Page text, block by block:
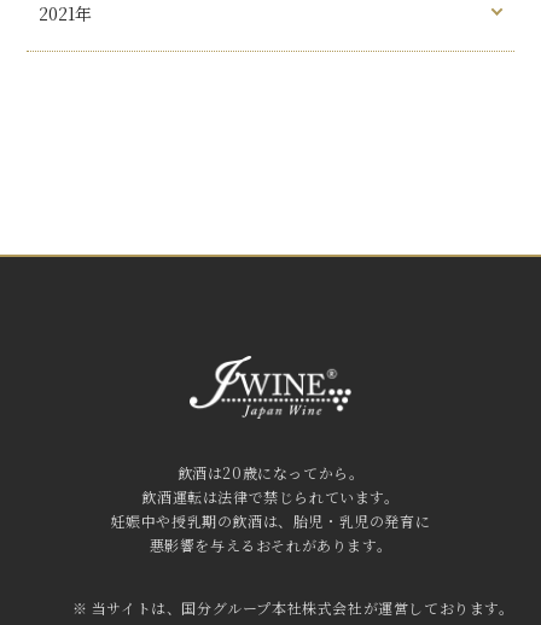
2021年
飲酒は20歳になってから。
飲酒運転は法律で禁じられています。
妊娠中や授乳期の飲酒は、胎児・乳児の発育に
悪影響を与えるおそれがあります。
※ 当サイトは、国分グループ本社株式会社が運営しております。